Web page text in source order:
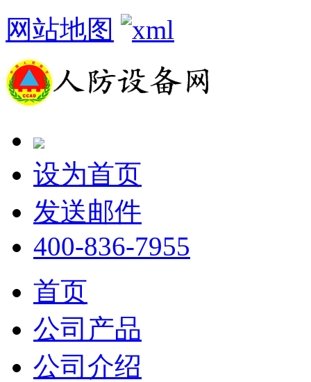
网站地图
设为首页
发送邮件
400-836-7955
首页
公司产品
公司介绍